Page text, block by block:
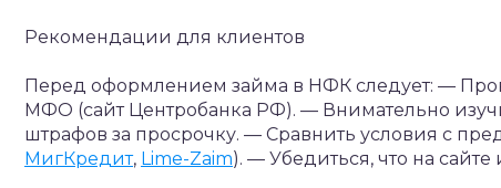
Рекомендации для клиентов
Перед оформлением займа в НФК следует: —
МФО (сайт Центробанка РФ). — Внимательно
штрафов за просрочку. — Сравнить условия с
МигКредит, Lime-Zaim). — Убедиться, что на